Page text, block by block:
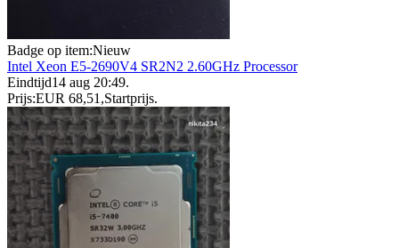
Badge op item:Nieuw
Intel Xeon E5-2690V4 SR2N2 2.60GHz Processor
Eindtijd14 aug 20:49.
Prijs:EUR 68,51 ,Startprijs.